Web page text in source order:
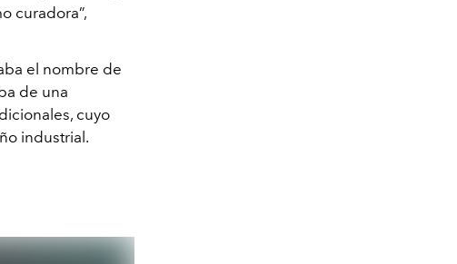
curadora”,
el nombre de
de una
cuyo
industrial.